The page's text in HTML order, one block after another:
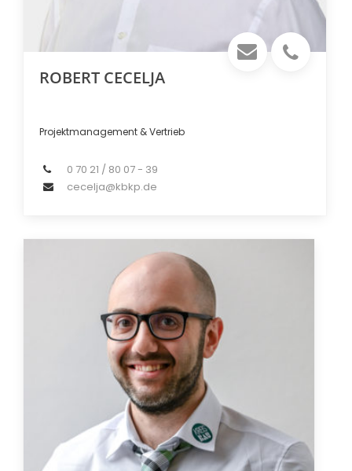
ROBERT CECELJA
Projektmanagement & Vertrieb
0 70 21 / 80 07 - 39
cecelja@kbkp.de